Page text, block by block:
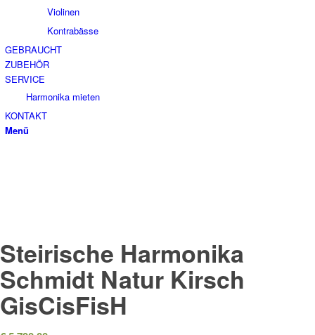
Violinen
Kontrabässe
GEBRAUCHT
ZUBEHÖR
SERVICE
Harmonika mieten
KONTAKT
Menü
Steirische Harmonika
Schmidt Natur Kirsch
GisCisFisH